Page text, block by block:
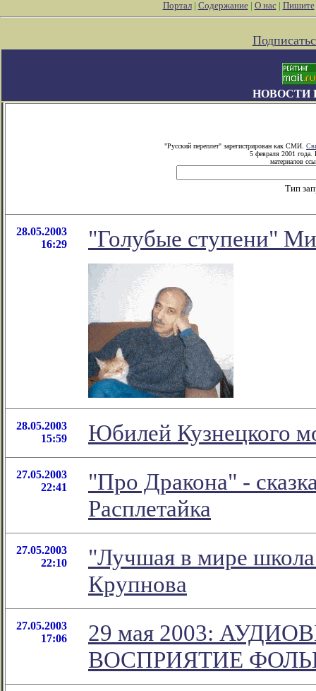
Портал| Содержание| О нас| Пишите
НОВОСТИ
"Русский переплет" зарегистрирован как СМИ.
5 февраля 2001 года.
материалов
Тип
28.05.2003
16:29
"Голубые ступени"
28.05.2003
15:59
Юбилей Кузнецкого
27.05.2003
22:41
"Про Дракона" -
Расплетайка
27.05.2003
22:10
"Лучшая в мире
Крупнова
27.05.2003
17:06
29 мая 2003:
ВОСПРИЯТИЕ